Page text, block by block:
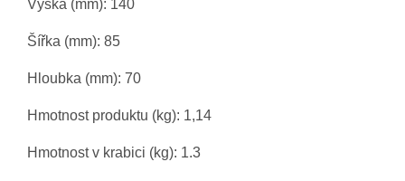
Výška (mm): 140
Šířka (mm): 85
Hloubka (mm): 70
Hmotnost produktu (kg): 1,14
Hmotnost v krabici (kg): 1.3